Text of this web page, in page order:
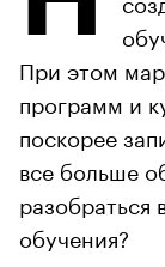
При этом
программ и
поскорее
все больше
разобраться
обучения?